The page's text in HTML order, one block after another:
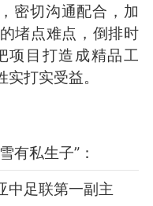
密切沟通配合，加
堵点难点，倒排时
项目打造成精品工
打实受益。
有私生子”：
中足联第一副主